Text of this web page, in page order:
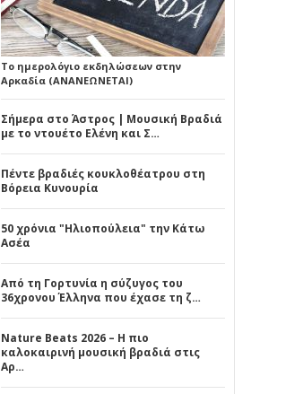
Το ημερολόγιο εκδηλώσεων στην
Αρκαδία (ΑΝΑΝΕΩΝΕΤΑΙ)
Σήμερα στο Άστρος | Μουσική Βραδιά
με το ντουέτο Ελένη και Σ…
Πέντε βραδιές κουκλοθέατρου στη
Βόρεια Κυνουρία
50 χρόνια "Ηλιοπούλεια" την Κάτω
Ασέα
Από τη Γορτυνία η σύζυγος του
36χρονου Έλληνα που έχασε τη ζ…
Nature Beats 2026 – Η πιο
καλοκαιρινή μουσική βραδιά στις
Αρ…